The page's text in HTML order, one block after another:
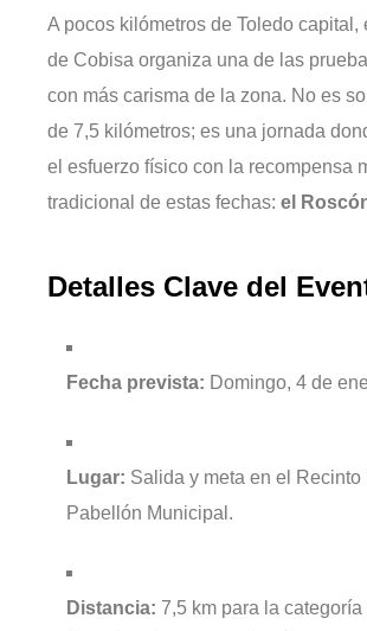
A pocos kilómetros de Toledo capital,
de Cobisa organiza una de las
con más carisma de la zona. No es
de 7,5 kilómetros; es una jornada
el esfuerzo físico con la recompensa
tradicional de estas fechas: el
Detalles Clave del
Fecha prevista: Domingo, 4 de
Lugar: Salida y meta en el Recinto
Pabellón Municipal.
Distancia: 7,5 km para la